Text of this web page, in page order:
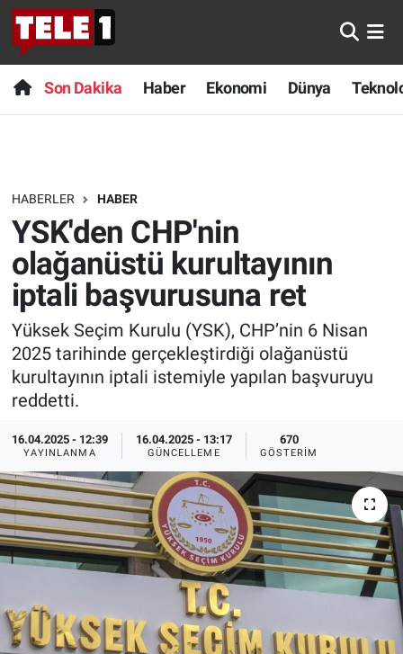
Son Dakika Haber Ekonomi Dünya
HABERLER HABER
YSK'den CHP'nin
olağanüstü kurultayının
iptali başvurusuna ret
Yüksek Seçim Kurulu (YSK), CHP’nin 6 Nisan
2025 tarihinde gerçekleştirdiği olağanüstü
kurultayının iptali istemiyle yapılan başvuruyu
reddetti.
16.04.2025 - 12:39
YAYINLANMA
16.04.2025 - 13:17
GÜNCELLEME
670
GÖSTERIM
Anında Manşet
Başka Sohbetler
Bilim turu
Bilim ve Teknoloji Evreni
Doğa Konuşuyor
Dünya
Ege Saati
Ege'den Esintiler
Eğitim
Eğlence
Ekonomi
Forum
Son Dakika
Haber
Dünya
Teknoloji
Sağlık
Spor
Yayın Akışı
İletişim
Nöbetçi Eczaneler
Hava Durumu
Trafik Durumu
Süper Lig Puan Durumu ve Fikstür
Tüm Manşetler
Son Dakika Haberleri
Haber Arşivi